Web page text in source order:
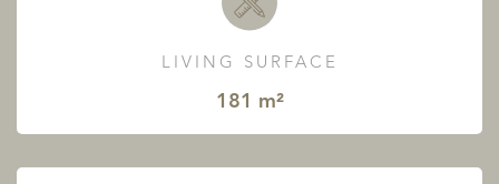
LIVING SURFACE
181 m²